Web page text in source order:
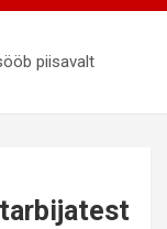
piisavalt
tarbijatest